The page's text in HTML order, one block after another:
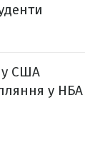
у США
у НБА